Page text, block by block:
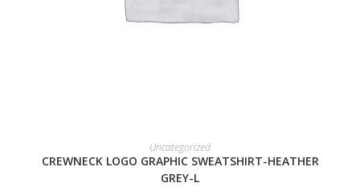
READ MORE
Uncategorized
CREWNECK LOGO GRAPHIC SWEATSHIRT-HEATHER
GREY-L